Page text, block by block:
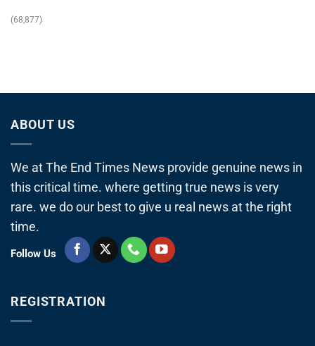
(68,877)
ABOUT US
We at The End Times News provide genuine news in
this critical time. where getting true news is very
rare. we do our best to give u real news at the right
time.
Follow Us
REGISTRATION